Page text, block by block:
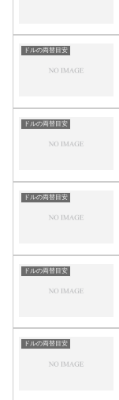
ドルの両替目安
ドルの両替目安
ドルの両替目安
ドルの両替目安
ドルの両替目安